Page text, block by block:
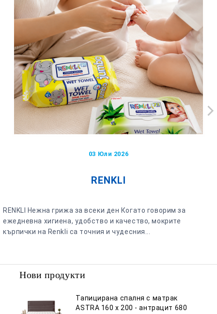
RENKLI
03 Юли 2026
RENKLI Нежна грижа за всеки ден Когато говорим за
ежедневна хигиена, удобство и качество, мокрите
кърпички на Renkli са точния и чудесния...
Нови продукти
Тапицирана спалня с матрак
ASTRA 160 x 200 - антрацит 680